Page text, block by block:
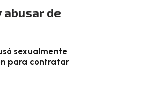
abusar de
sexualmente
para contratar